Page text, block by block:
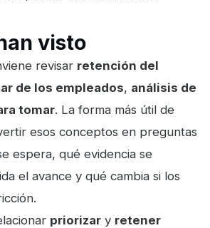
visto
revisar retención del
de los empleados, análisis de
tomar. La forma más útil de
esos conceptos en preguntas
espera, qué evidencia se
el avance y qué cambia si los
priorizar y retener